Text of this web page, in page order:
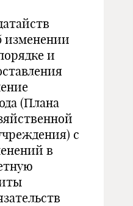
изменении
и
(Плана
с
в